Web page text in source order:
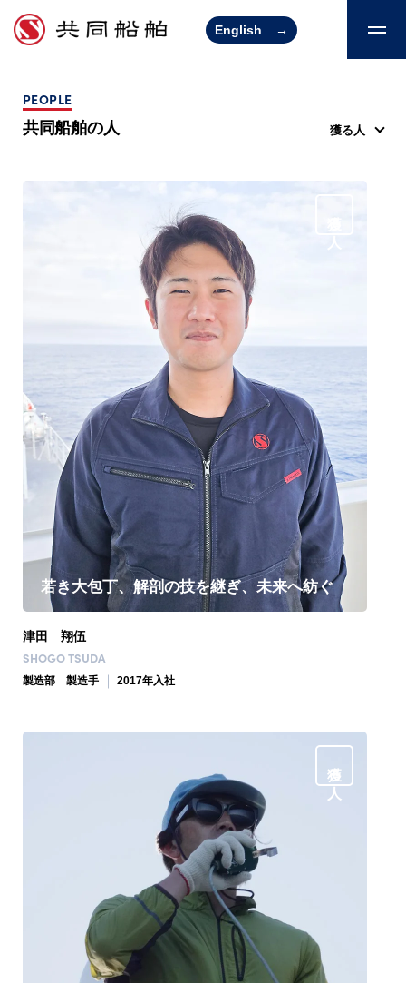
English →
PEOPLE
共同船舶の人
獲る人
若き大包丁、解剖の技を継ぎ、未来へ紡ぐ
津田 翔伍
SHOGO TSUDA
製造部 製造手 2017年入社
獲る人